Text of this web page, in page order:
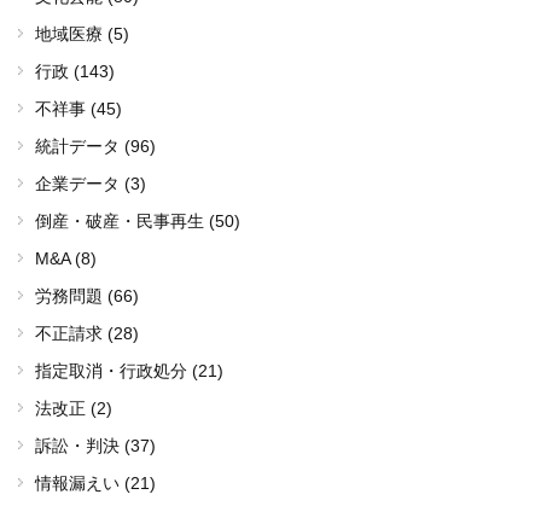
地域医療 (5)
行政 (143)
不祥事 (45)
統計データ (96)
企業データ (3)
倒産・破産・民事再生 (50)
M&A (8)
労務問題 (66)
不正請求 (28)
指定取消・行政処分 (21)
法改正 (2)
訴訟・判決 (37)
情報漏えい (21)